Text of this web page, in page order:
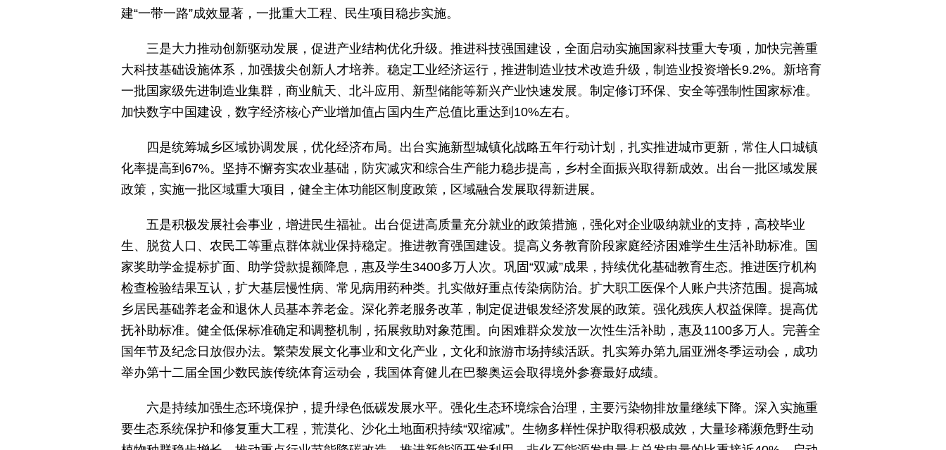
建“一带一路”成效显著，一批重大工程、民生项目稳步实施。
三是大力推动创新驱动发展，促进产业结构优化升级。推进科技强国建设，全面启动实施国家科技重大专项，加快完善重
大科技基础设施体系，加强拔尖创新人才培养。稳定工业经济运行，推进制造业技术改造升级，制造业投资增长9.2%。新培育
一批国家级先进制造业集群，商业航天、北斗应用、新型储能等新兴产业快速发展。制定修订环保、安全等强制性国家标准。
加快数字中国建设，数字经济核心产业增加值占国内生产总值比重达到10%左右。
四是统筹城乡区域协调发展，优化经济布局。出台实施新型城镇化战略五年行动计划，扎实推进城市更新，常住人口城镇
化率提高到67%。坚持不懈夯实农业基础，防灾减灾和综合生产能力稳步提高，乡村全面振兴取得新成效。出台一批区域发展
政策，实施一批区域重大项目，健全主体功能区制度政策，区域融合发展取得新进展。
五是积极发展社会事业，增进民生福祉。出台促进高质量充分就业的政策措施，强化对企业吸纳就业的支持，高校毕业
生、脱贫人口、农民工等重点群体就业保持稳定。推进教育强国建设。提高义务教育阶段家庭经济困难学生生活补助标准。国
家奖助学金提标扩面、助学贷款提额降息，惠及学生3400多万人次。巩固“双减”成果，持续优化基础教育生态。推进医疗机构
检查检验结果互认，扩大基层慢性病、常见病用药种类。扎实做好重点传染病防治。扩大职工医保个人账户共济范围。提高城
乡居民基础养老金和退休人员基本养老金。深化养老服务改革，制定促进银发经济发展的政策。强化残疾人权益保障。提高优
抚补助标准。健全低保标准确定和调整机制，拓展救助对象范围。向困难群众发放一次性生活补助，惠及1100多万人。完善全
国年节及纪念日放假办法。繁荣发展文化事业和文化产业，文化和旅游市场持续活跃。扎实筹办第九届亚洲冬季运动会，成功
举办第十二届全国少数民族传统体育运动会，我国体育健儿在巴黎奥运会取得境外参赛最好成绩。
六是持续加强生态环境保护，提升绿色低碳发展水平。强化生态环境综合治理，主要污染物排放量继续下降。深入实施重
要生态系统保护和修复重大工程，荒漠化、沙化土地面积持续“双缩减”。生物多样性保护取得积极成效，大量珍稀濒危野生动